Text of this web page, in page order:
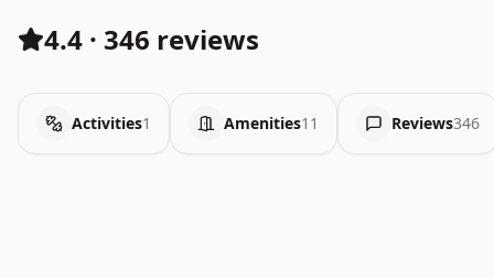
4.4 · 346 reviews
Activities1 Amenities11 Reviews346